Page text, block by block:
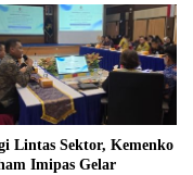
Lintas Sektor, Kemenko
Imipas Gelar